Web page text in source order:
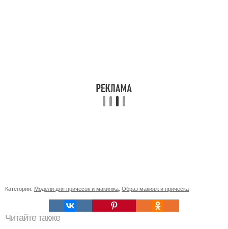
Категории: Модели для причесок и макияжа, Образ макияж и прическа
Читайте также